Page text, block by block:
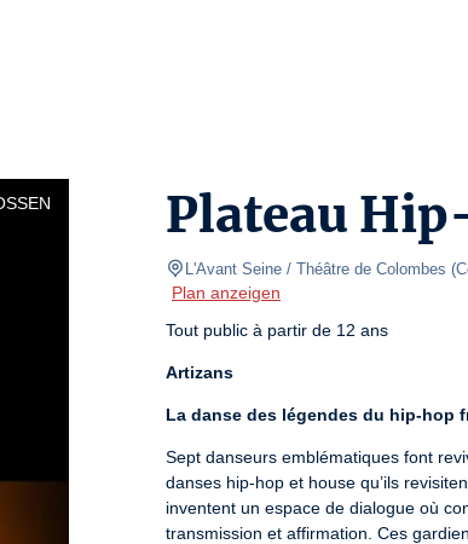
Plateau
L'Avant Seine / Théâtre de Colombes (
Plan anzeigen
Tout public à partir de 12 ans
Artizans
La danse des légendes du hip-hop
Sept danseurs emblématiques font
danses hip-hop et house qu’ils
inventent un espace de dialogue où
transmission et affirmation. Ces